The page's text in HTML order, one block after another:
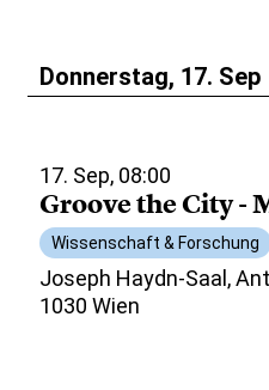
Donnerstag, 17. Sep
17. Sep, 08:00
Groove the City -
Wissenschaft & Forschung
Joseph Haydn-Saal,
1030 Wien